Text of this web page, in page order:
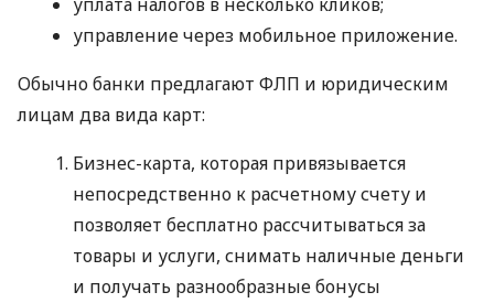
управление через мобильное приложение.
Обычно банки предлагают ФЛП и юридическим
лицам два вида карт:
Бизнес-карта, которая привязывается
непосредственно к расчетному счету и
позволяет бесплатно рассчитываться за
товары и услуги, снимать наличные деньги
и получать разнообразные бонусы